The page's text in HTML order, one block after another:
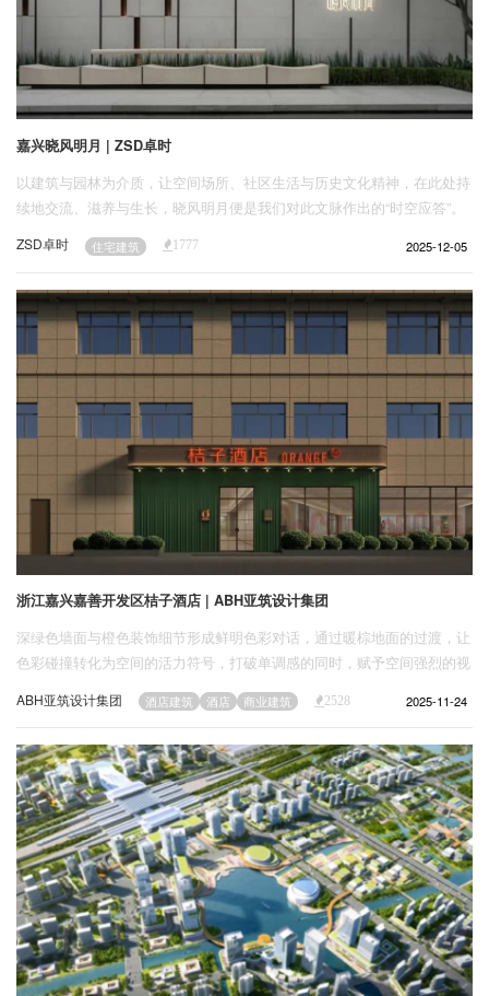
嘉兴晓风明月 | ZSD卓时
以建筑与园林为介质，让空间场所、社区生活与历史文化精神，在此处持
续地交流、滋养与生长，晓风明月便是我们对此文脉作出的“时空应答”。
ZSD卓时 住宅建筑 1777 2025-12-05
浙江嘉兴嘉善开发区桔子酒店 | ABH亚筑设计集团
深绿色墙面与橙色装饰细节形成鲜明色彩对话，通过暖棕地面的过渡，让
色彩碰撞转化为空间的活力符号，打破单调感的同时，赋予空间强烈的视
ABH亚筑设计集团 酒店建筑 酒店 商业建筑 2528 2025-11-24